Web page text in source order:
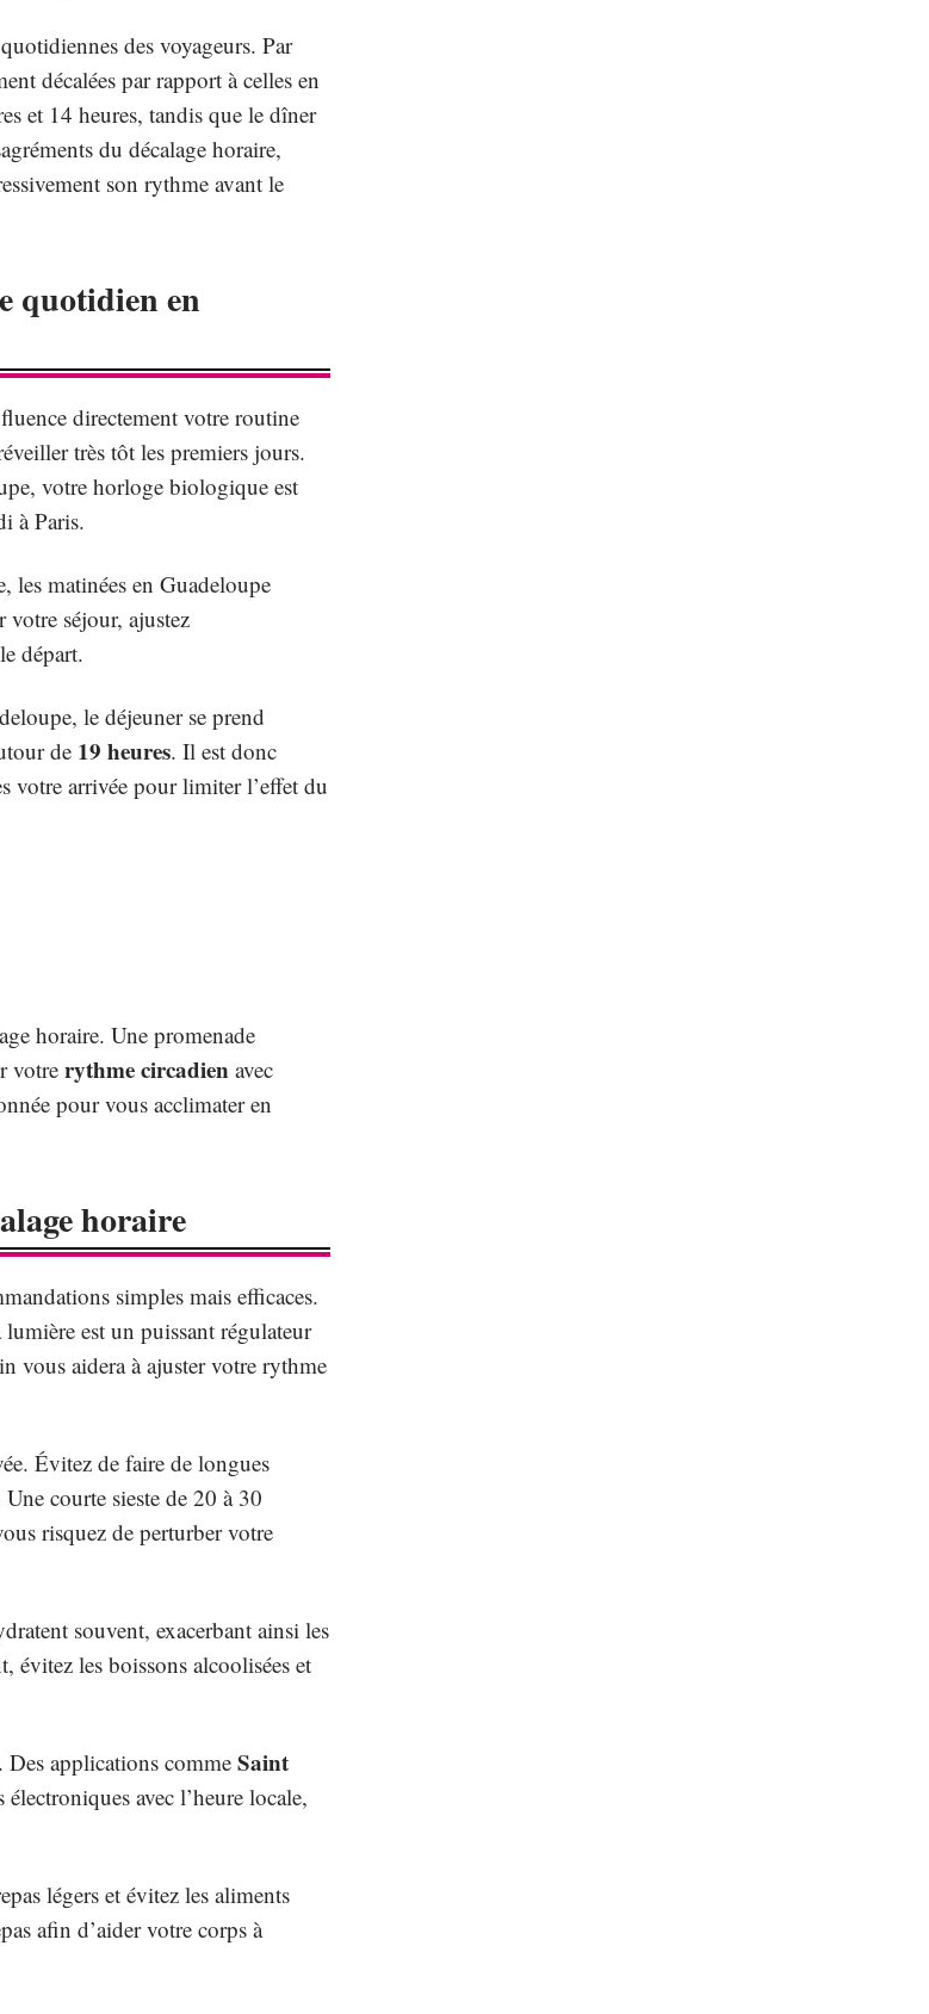
des voyageurs. Par
décalées par rapport à celles en
et 14 heures, tandis que le dîner
du décalage horaire,
son rythme avant le
quotidien en
directement votre routine
très tôt les premiers jours.
votre horloge biologique est
à Paris.
les matinées en Guadeloupe
votre séjour, ajustez
départ.
le déjeuner se prend
de 19 heures. Il est donc
votre arrivée pour limiter l’effet du
horaire. Une promenade
votrerythme circadien avec
pour vous acclimater en
horaire
simples mais efficaces.
est un puissant régulateur
vous aidera à ajuster votre rythme
Évitez de faire de longues
courte sieste de 20 à 30
risquez de perturber votre
souvent, exacerbant ainsi les
évitez les boissons alcoolisées et
applications comme Saint
avec l’heure locale,
légers et évitez les aliments
afin d’aider votre corps à